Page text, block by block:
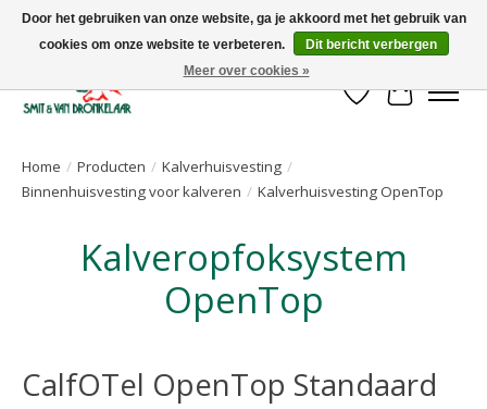
Uw leverancier voor stalinrichtingen en het opruwen van betonvloeren!
Verlanglijst
Home / Producten / Kalverhuisvesting /
Binnenhuisvesting voor kalveren / Kalverhuisvesting OpenTop
Kalveropfoksystem
OpenTop
CalfOTel OpenTop Standaard
Door het gebruiken van onze website, ga je akkoord met het gebruik van
cookies om onze website te verbeteren.
Dit bericht verbergen
Meer over cookies »